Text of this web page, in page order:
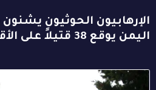
الإرهابيون الحوثيون
اليمن يوقع 38 قتيلاً على الأقل